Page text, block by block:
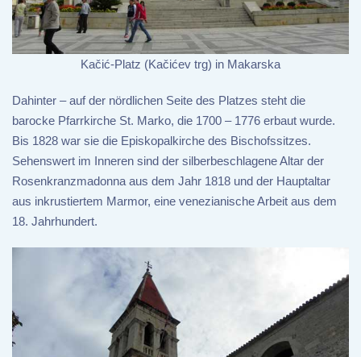
Kačić-Platz (Kačićev trg) in Makarska
Dahinter – auf der nördlichen Seite des Platzes steht die
barocke Pfarrkirche St. Marko, die 1700 – 1776 erbaut wurde.
Bis 1828 war sie die Episkopalkirche des Bischofssitzes.
Sehenswert im Inneren sind der silberbeschlagene Altar der
Rosenkranzmadonna aus dem Jahr 1818 und der Hauptaltar
aus inkrustiertem Marmor, eine venezianische Arbeit aus dem
18. Jahrhundert.